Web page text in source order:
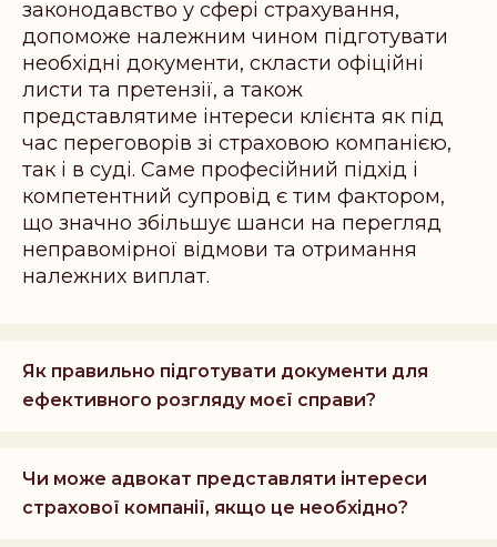
законодавство у сфері страхування,
допоможе належним чином підготувати
необхідні документи, скласти офіційні
листи та претензії, а також
представлятиме інтереси клієнта як під
час переговорів зі страховою компанією,
так і в суді. Саме професійний підхід і
компетентний супровід є тим фактором,
що значно збільшує шанси на перегляд
неправомірної відмови та отримання
належних виплат.
Як правильно підготувати документи для
ефективного розгляду моєї справи?
Чи може адвокат представляти інтереси
страхової компанії, якщо це необхідно?